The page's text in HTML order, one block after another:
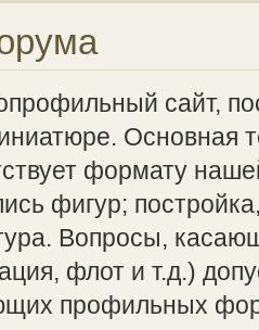
сайт,
Основная
формату
фигур;
Вопросы,
флот и т.д.)
профильных